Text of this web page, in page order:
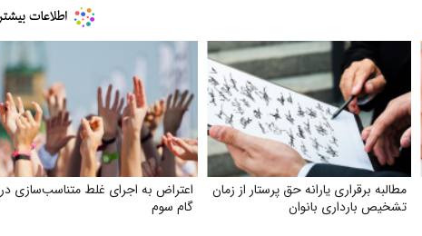
مطالبه برقراری یارانه حق پرستار از زمان
تشخیص بارداری بانوان
اعتراض به اجرای غلط متناسب‌سازی در
گام سوم